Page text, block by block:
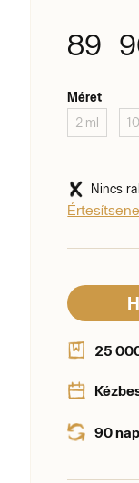
89
Méret
2 ml
Nincs
25
90